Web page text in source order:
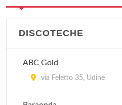
DISCOTECHE
ABC Gold
via Feletto 35, Udine